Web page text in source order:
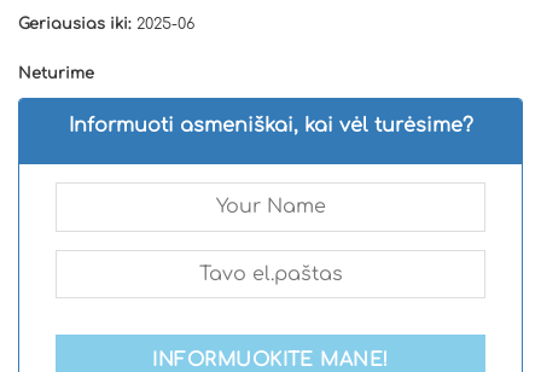
įvertinimų:
Geriausias iki: 2025-06
Neturime
Informuoti asmeniškai, kai vėl turėsime?
INFORMUOKITE MANE!